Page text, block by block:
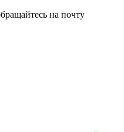
на почту